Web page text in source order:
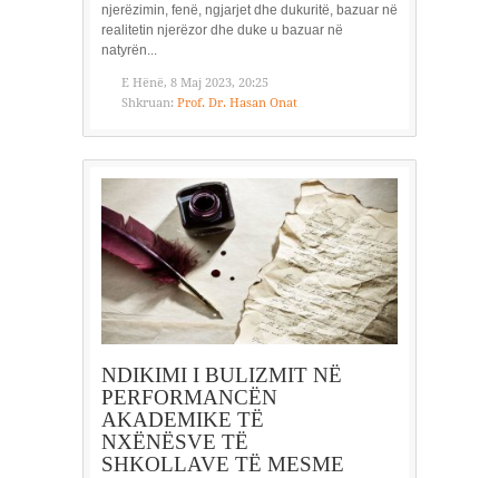
njerëzimin, fenë, ngjarjet dhe dukuritë, bazuar në
realitetin njerëzor dhe duke u bazuar në
natyrën...
E Hënë, 8 Maj 2023, 20:25
Shkruan: Prof. Dr. Hasan Onat
NDIKIMI I BULIZMIT NË
PERFORMANCËN
AKADEMIKE TË
NXËNËSVE TË
SHKOLLAVE TË MESME